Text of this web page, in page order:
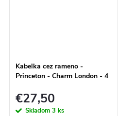
Kabelka cez rameno -
Princeton - Charm London - 4
€27,50
Skladom 3 ks